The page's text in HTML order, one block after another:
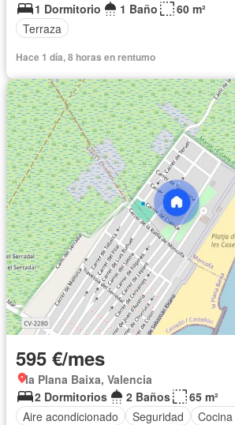
1 Dormitorio
1 Baño
60 m²
Terraza
Hace 1 día, 8 horas en rentumo
595 €/mes
la Plana Baixa, Valencia
2 Dormitorios
2 Baños
65 m²
Aire acondicionado
Seguridad